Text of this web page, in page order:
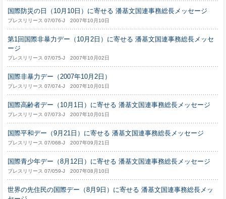
国際防災の日（10月10日）に寄せる 潘基文国連事務総長メッセージ
プレスリリース 07/076-J 2007年10月10日
第1回国際非暴力デー（10月2日）に寄せる 潘基文国連事務総長メッセ
ージ
プレスリリース 07/075-J 2007年10月02日
国際非暴力デー（2007年10月2日）
プレスリリース 07/074-J 2007年10月01日
国際高齢者デー（10月1日）に寄せる 潘基文国連事務総長メッセージ
プレスリリース 07/073-J 2007年10月01日
国際平和デー（9月21日）に寄せる 潘基文国連事務総長メッセージ
プレスリリース 07/068-J 2007年09月21日
国際青少年デー（8月12日）に寄せる 潘基文国連事務総長メッセージ
プレスリリース 07/059-J 2007年08月10日
世界の先住民の国際デー（8月9日）に寄せる 潘基文国連事務総長メッ